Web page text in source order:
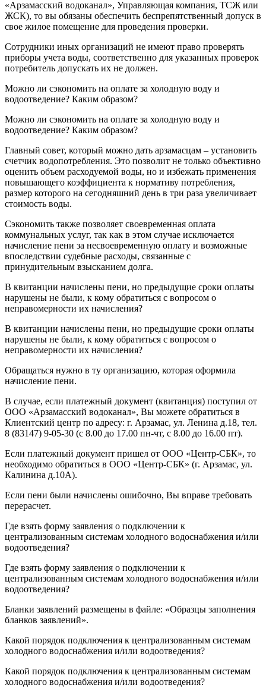
«Арзамасский водоканал», Управляющая компания, ТСЖ или
ЖСК), то вы обязаны обеспечить беспрепятственный допуск в
свое жилое помещение для проведения проверки.
Сотрудники иных организаций не имеют право проверять
приборы учета воды, соответственно для указанных проверок
потребитель допускать их не должен.
Можно ли сэкономить на оплате за холодную воду и
водоотведение? Каким образом?
Можно ли сэкономить на оплате за холодную воду и
водоотведение? Каким образом?
Главный совет, который можно дать арзамасцам – установить
счетчик водопотребления. Это позволит не только объективно
оценить объем расходуемой воды, но и избежать применения
повышающего коэффициента к нормативу потребления,
размер которого на сегодняшний день в три раза увеличивает
стоимость воды.
Сэкономить также позволяет своевременная оплата
коммунальных услуг, так как в этом случае исключается
начисление пени за несвоевременную оплату и возможные
впоследствии судебные расходы, связанные с
принудительным взысканием долга.
В квитанции начислены пени, но предыдущие сроки оплаты
нарушены не были, к кому обратиться с вопросом о
неправомерности их начисления?
В квитанции начислены пени, но предыдущие сроки оплаты
нарушены не были, к кому обратиться с вопросом о
неправомерности их начисления?
Обращаться нужно в ту организацию, которая оформила
начисление пени.
В случае, если платежный документ (квитанция) поступил от
ООО «Арзамасский водоканал», Вы можете обратиться в
Клиентский центр по адресу: г. Арзамас, ул. Ленина д.18, тел.
8 (83147) 9-05-30 (с 8.00 до 17.00 пн-чт, с 8.00 до 16.00 пт).
Если платежный документ пришел от ООО «Центр-СБК», то
необходимо обратиться в ООО «Центр-СБК» (г. Арзамас, ул.
Калинина д.10А).
Если пени были начислены ошибочно, Вы вправе требовать
перерасчет.
Где взять форму заявления о подключении к
централизованным системам холодного водоснабжения и/или
водоотведения?
Где взять форму заявления о подключении к
централизованным системам холодного водоснабжения и/или
водоотведения?
Бланки заявлений размещены в файле: «Образцы заполнения
бланков заявлений».
Какой порядок подключения к централизованным системам
холодного водоснабжения и/или водоотведения?
Какой порядок подключения к централизованным системам
холодного водоснабжения и/или водоотведения?